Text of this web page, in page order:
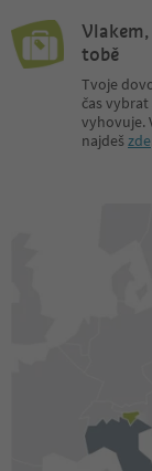
tobě
Tvoje
čas
vyhovuje.
najdeš zde